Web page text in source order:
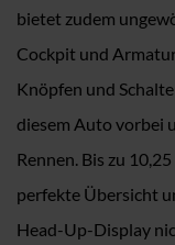
bietet zudem
Cockpit und
Knöpfen und
diesem Auto vorbei
Rennen. Bis zu
perfekte Übersicht
Head-Up-Display